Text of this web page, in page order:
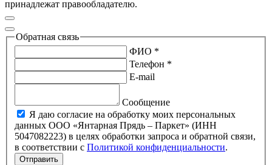
принадлежат правообладателю.
Обратная связь
ФИО *
Телефон *
E-mail
Сообщение
Я даю согласие на обработку моих персональных
данных ООО «Янтарная Прядь – Паркет» (ИНН
5047082223) в целях обработки запроса и обратной связи,
в соответствии с Политикой конфиденциальности.
Отправить